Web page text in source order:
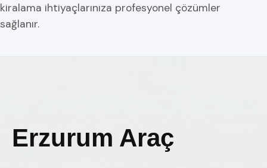
kiralama ihtiyaçlarınıza profesyonel çözümler
sağlanır.
Erzurum Araç